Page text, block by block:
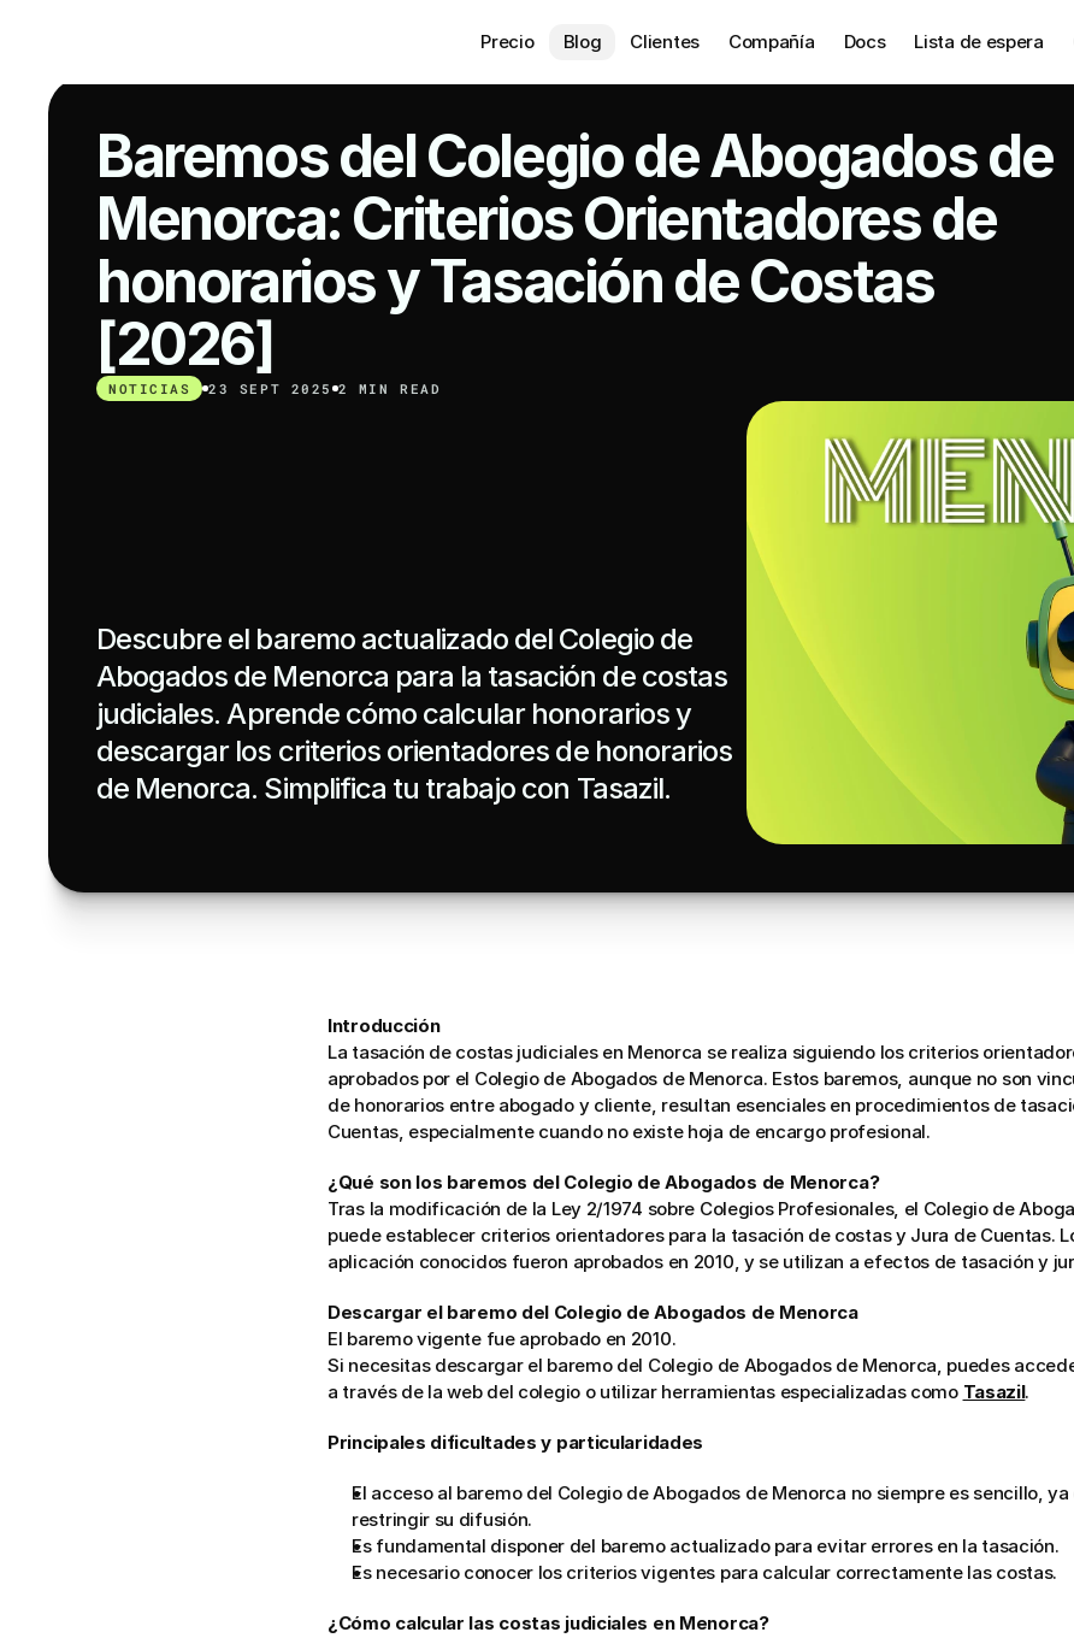
Precio Blog Clientes Compañía Docs Lista de espera
Baremos del Colegio de Abogados de
Menorca: Criterios Orientadores de
honorarios y Tasación de Costas
[2026]
NOTICIAS 23 SEPT 2025 2 MIN READ
Descubre el baremo actualizado del Colegio de
Abogados de Menorca para la tasación de costas
judiciales. Aprende cómo calcular honorarios y
descargar los criterios orientadores de honorarios
de Menorca. Simplifica tu trabajo con Tasazil.
Introducción
La tasación de costas judiciales en Menorca se realiza siguiendo los criterios
aprobados por el Colegio de Abogados de Menorca. Estos baremos, aunque no son
de honorarios entre abogado y cliente, resultan esenciales en procedimientos de
Cuentas, especialmente cuando no existe hoja de encargo profesional.
¿Qué son los baremos del Colegio de Abogados de Menorca?
Tras la modificación de la Ley 2/1974 sobre Colegios Profesionales, el Colegio de
puede establecer criterios orientadores para la tasación de costas y Jura de Cuentas.
aplicación conocidos fueron aprobados en 2010, y se utilizan a efectos de tasación y
Descargar el baremo del Colegio de Abogados de Menorca
El baremo vigente fue aprobado en 2010.
Si necesitas descargar el baremo del Colegio de Abogados de Menorca, puedes
a través de la web del colegio o utilizar herramientas especializadas como Tasazil.
Principales dificultades y particularidades
El acceso al baremo del Colegio de Abogados de Menorca no siempre es sencillo,
restringir su difusión.
Es fundamental disponer del baremo actualizado para evitar errores en la tasación.
Es necesario conocer los criterios vigentes para calcular correctamente las costas.
¿Cómo calcular las costas judiciales en Menorca?